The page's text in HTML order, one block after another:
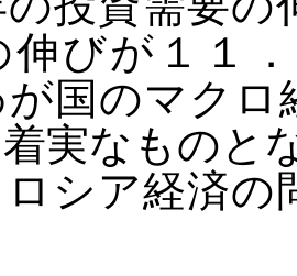
伸びが１１
国のマク
実なものと
シア経済の